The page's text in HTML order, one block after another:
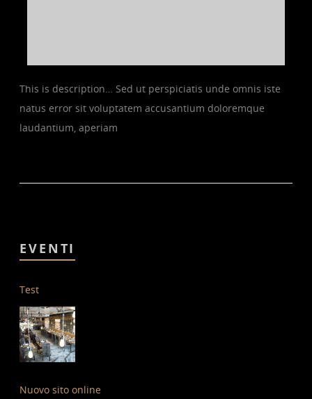
This is description… Sed ut perspiciatis unde omnis iste
natus error sit voluptatem accusantium doloremque
laudantium, aperiam
EVENTI
Test
Nuovo sito online